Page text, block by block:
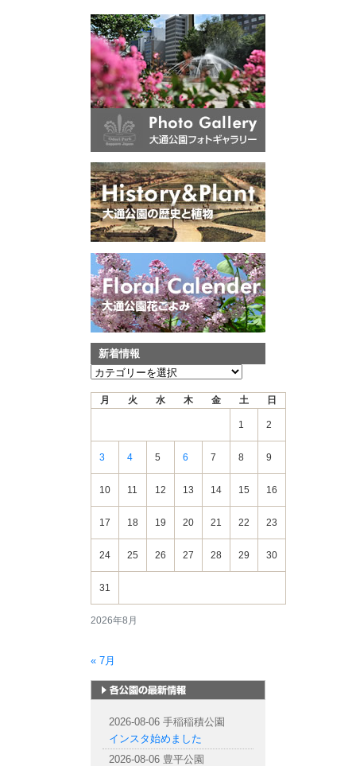
新着情報
新
2026年8月
月 火 水 木 金 土 日
1 2
3 4 5 6 7 8 9
10 11 12 13 14 15 16
17 18 19 20 21 22 23
24 25 26 27 28 29 30
31
« 7月
2026-08-06 手稲稲積公園
インスタ始めました
2026-08-06 豊平公園